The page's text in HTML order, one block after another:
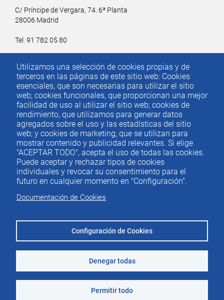
Utilizamos una selección de cookies propias y de
terceros en las páginas de este sitio web: Cookies
esenciales, que son necesarias para utilizar el sitio
web; cookies funcionales, que proporcionan una mejor
facilidad de uso al utilizar el sitio web; cookies de
rendimiento, que utilizamos para generar datos
agregados sobre el uso y las estadísticas del sitio
web; y cookies de marketing, que se utilizan para
mostrar contenido y publicidad relevantes. Si elige
"ACEPTAR TODO", acepta el uso de todas las cookies.
Puede aceptar y rechazar tipos de cookies
individuales y revocar su consentimiento para el
futuro en cualquier momento en "Configuración".
Documentación de Cookies
Configuración de Cookies
Denegar todas
Permitir todo
C/ Príncipe de Vergara, 74. 6ª Planta
28006 Madrid
Tel. 91 782 05 80
Menú
del
pie
Contacto
Menu
footer
ACTUALIDAD
IEE
PUBLICACIONES
IDEAS Y PENSAMIENTO
PREMIOS IEE
CONTACTO
©2026 Instituto de Estudios Económicos